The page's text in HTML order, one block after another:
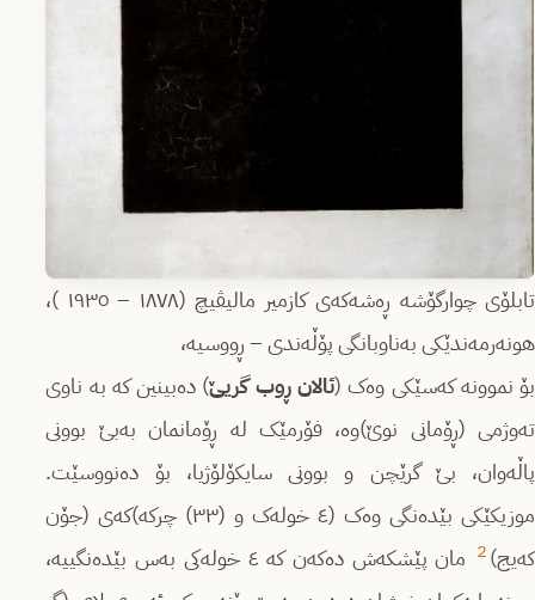
تابلۆی چوارگۆشە ڕەشەکەی کازمیر مالیڤیچ (١٨٧٨ – ١٩٣٥ )،
هونەرمەندێکی بەناوبانگی پۆڵەندی – ڕووسیە،
بۆ نموونە کەسێکی وەک (ئالان ڕوب گریێ) دەبینین کە بە ناوی
تەوژمی (ڕۆمانی نوێ)وە، فۆرمێک لە ڕۆمانمان بەبێ بوونی
پاڵەوان، بێ گرێچن و بوونی سایکۆلۆژیا، بۆ دەنووسێت.
موزیکێکی بێدەنگی وەک (٤ خولەک و (٣٣) چرکە)کەی (جۆن
کەیج)2
مان پێشکەش دەکەن کە ٤ خولەکی بەس بێدەنگییە،